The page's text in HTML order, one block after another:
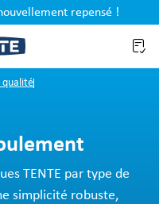
repensé !
qualité
TENTE par type de
simplicité robuste,